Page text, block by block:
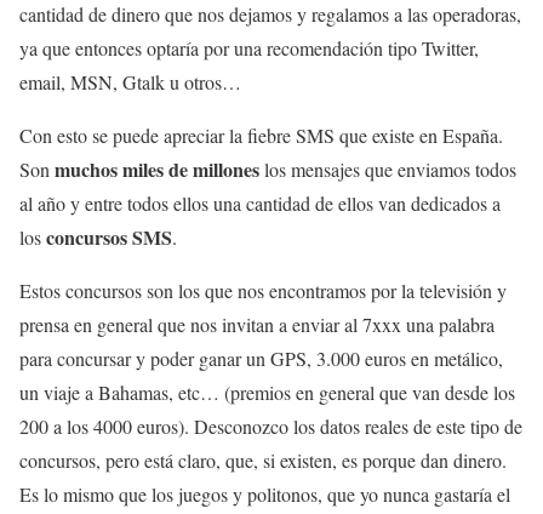
cantidad de dinero que nos dejamos y regalamos a las operadoras,
ya que entonces optaría por una recomendación tipo Twitter,
email, MSN, Gtalk u otros…
Con esto se puede apreciar la fiebre SMS que existe en España.
Son muchos miles de milloneslos mensajes que enviamos todos
al año y entre todos ellos una cantidad de ellos van dedicados a
losconcursos SMS.
Estos concursos son los que nos encontramos por la televisión y
prensa en general que nos invitan a enviar al 7xxx una palabra
para concursar y poder ganar un GPS, 3.000 euros en metálico,
un viaje a Bahamas, etc… (premios en general que van desde los
200 a los 4000 euros). Desconozco los datos reales de este tipo de
concursos, pero está claro, que, si existen, es porque dan dinero.
Es lo mismo que los juegos y politonos, que yo nunca gastaría el